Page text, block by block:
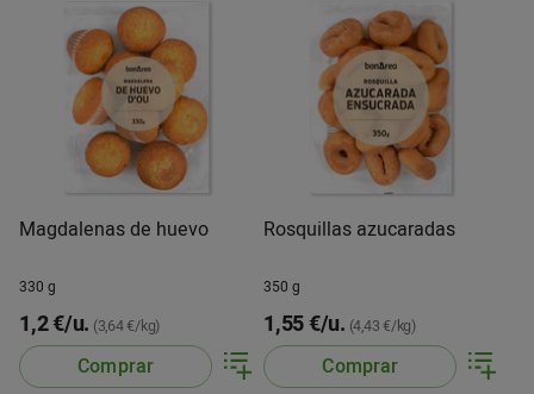
Magdalenas de huevo
330 g
1,2 €/u. (3,64 €/kg)
Comprar
Rosquillas azucaradas
350 g
1,55 €/u. (4,43 €/kg)
Comprar